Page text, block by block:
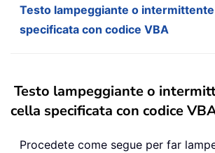
Testo lampeggiante o
specificata con codice VBA
Testo lampeggiante o
cella specificata con codice
Procedete come segue per far